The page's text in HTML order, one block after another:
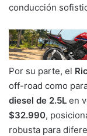
conducción
Por su parte, el
off-road como
diesel de 2.5L en
$32.990,
robusta para